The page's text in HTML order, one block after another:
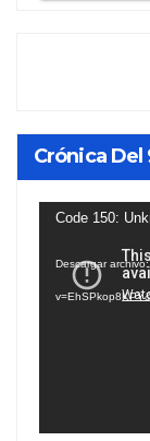
Crónica Del
Reproductor
vídeo
Code 150:
Descargar